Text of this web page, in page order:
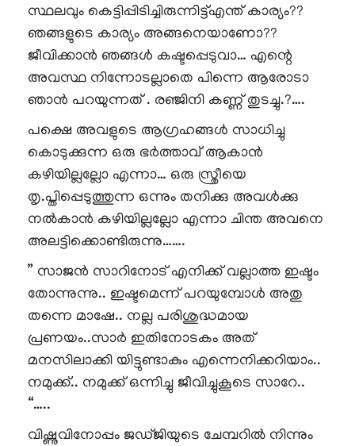
സ്ഥലവും കെട്ടിപ്പിടിച്ചിരുന്നിട്ട്എന്ത് കാര്യം??
ഞങ്ങളുടെ കാര്യം അങ്ങനെയാണോ??
ജീവിക്കാൻ ഞങ്ങൾ കഷ്ടപ്പെടുവാ… എന്റെ
അവസ്ഥ നിന്നോടല്ലാതെ പിന്നെ ആരോടാ
ഞാൻ പറയുന്നത് . രഞ്ജിനി കണ്ണ് തുടച്ചു.?….
പക്ഷെ അവളുടെ ആഗ്രഹങ്ങൾ സാധിച്ചു
കൊടുക്കുന്ന ഒരു ഭർത്താവ് ആകാൻ
കഴിയില്ലല്ലോ എന്നാ… ഒരു സ്ത്രീയെ
തൃ.പ്തിപ്പെടുത്തുന്ന ഒന്നും തനിക്കു അവൾക്കു
നൽകാൻ കഴിയില്ലല്ലോ എന്നാ ചിന്ത അവനെ
അലട്ടിക്കൊണ്ടിരുന്നു…….
” സാജൻ സാറിനോട് എനിക്ക് വല്ലാത്ത ഇഷ്ടം
തോന്നുന്നു.. ഇഷ്ടമെന്ന് പറയുമ്പോൾ അതു
തന്നെ മാഷേ.. നല്ല പരിശുദ്ധമായ
പ്രണയം..സാർ ഇതിനോടകം അത്
മനസിലാക്കി യിട്ടുണ്ടാകും എന്നെനിക്കറിയാം..
നമുക്ക്.. നമുക്ക് ഒന്നിച്ചു ജീവിച്ചുകൂടെ സാറേ..
“…..
വിഷ്ണുവിനോപ്പം ജഡ്ജിയുടെ ചേമ്പറിൽ നിന്നും